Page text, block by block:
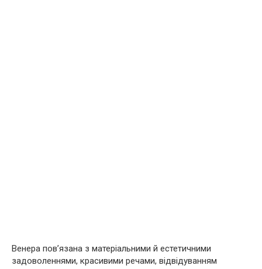
Венера пов’язана з матеріальними й естетичними
задоволеннями, красивими речами, відвідуванням